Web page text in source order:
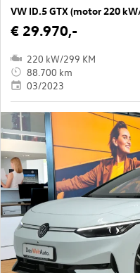
VW ID.5 GTX (motor 220
€ 29.970,-
220 kW/299 KM
88.700 km
03/2023